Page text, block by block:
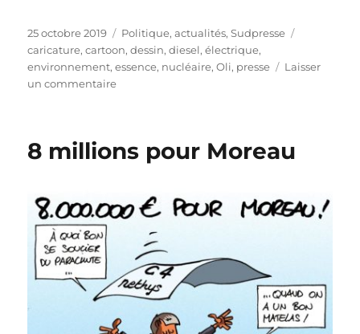
Publié
le
25 octobre 2019 Catégories
Politique, actualités,Sudpresse
caricature,cartoon,dessin,diesel,électrique,
environnement,essence, nucléaire,Oli, presse
Laisser
un commentairesur
et
diesel
!
8 millions pour Moreau